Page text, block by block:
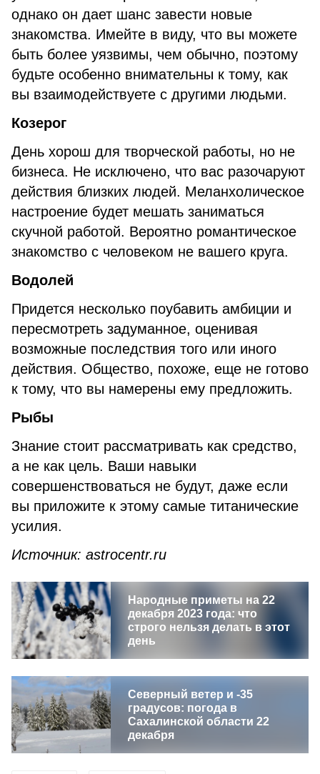
однако он дает шанс завести новые
знакомства. Имейте в виду, что вы можете
быть более уязвимы, чем обычно, поэтому
будьте особенно внимательны к тому, как
вы взаимодействуете с другими людьми.
Козерог
День хорош для творческой работы, но не
бизнеса. Не исключено, что вас разочаруют
действия близких людей. Меланхолическое
настроение будет мешать заниматься
скучной работой. Вероятно романтическое
знакомство с человеком не вашего круга.
Водолей
Придется несколько поубавить амбиции и
пересмотреть задуманное, оценивая
возможные последствия того или иного
действия. Общество, похоже, еще не готово
к тому, что вы намерены ему предложить.
Рыбы
Знание стоит рассматривать как средство,
а не как цель. Ваши навыки
совершенствоваться не будут, даже если
вы приложите к этому самые титанические
усилия.
Источник: astrocentr.ru
Народные приметы на 22
декабря 2023 года: что
строго нельзя делать в этот
день
Северный ветер и -35
градусов: погода в
Сахалинской области 22
декабря